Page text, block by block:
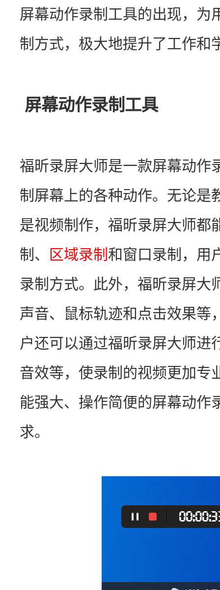
屏幕动作录制工具的出现，为
制方式，极大地提升了工作和
屏幕动作录制工具
福昕录屏大师是一款屏幕动作
制屏幕上的各种动作。无论是
是视频制作，福昕录屏大师都
制、
区域录制 和窗口录制，用
录制方式。此外，福昕录屏大
声音、鼠标轨迹和点击效果等
户还可以通过福昕录屏大师进
音效等，使录制的视频更加专
能强大、操作简便的屏幕动作
求。